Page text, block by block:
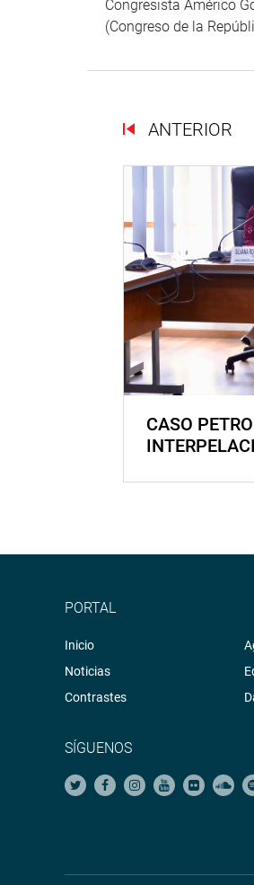
Congresista Américo
(Congreso de la
ANTERIOR
CASO
PORTAL
Inicio
Noticias
Contrastes
SÍGUENOS